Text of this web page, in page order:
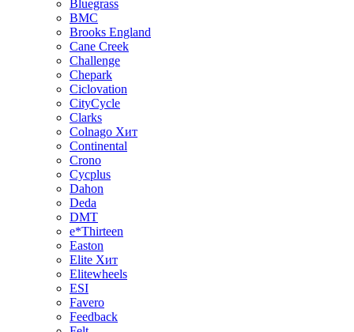
Bluegrass
BMC
Brooks England
Cane Creek
Challenge
Chepark
Ciclovation
CityCycle
Clarks
Colnago Хит
Continental
Crono
Cycplus
Dahon
Deda
DMT
e*Thirteen
Easton
Elite Хит
Elitewheels
ESI
Favero
Feedback